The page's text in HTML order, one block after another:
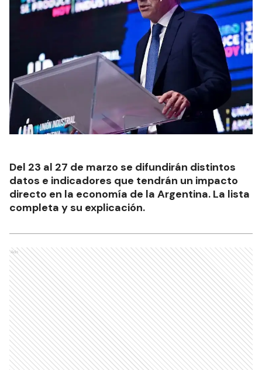
Del 23 al 27 de marzo se difundirán distintos
datos e indicadores que tendrán un impacto
directo en la economía de la Argentina. La lista
completa y su explicación.
Ads